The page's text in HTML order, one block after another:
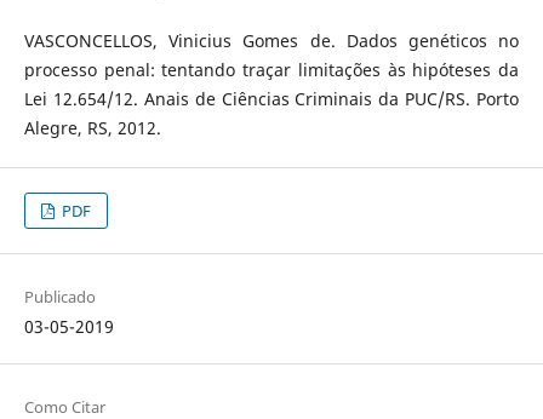
VASCONCELLOS, Vinicius Gomes de. Dados genéticos no
processo penal: tentando traçar limitações às hipóteses da
Lei 12.654/12. Anais de Ciências Criminais da PUC/RS. Porto
Alegre, RS, 2012.
PDF
Publicado
03-05-2019
Como Citar